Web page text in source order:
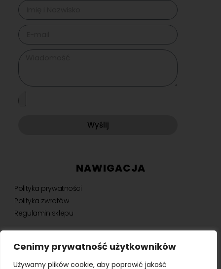
Cenimy prywatność użytkowników
Używamy plików cookie, aby poprawić jakość
Wyślij
NAWIGACJA
Polityka prywatności
Polityka zwrotów
Regulamin sklepu
NEWSLETTER